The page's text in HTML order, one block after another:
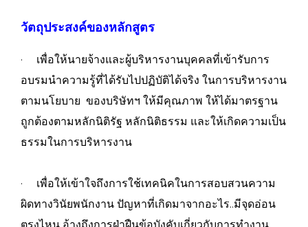
วัตถุประสงค์ของหลักสูตร
· เพื่อให้นายจ้างและผู้บริหารงานบุคคลที่เข้ารับการ
อบรมนำความรู้ที่ได้รับไปปฏิบัติได้จริง ในการบริหารงาน
ตามนโยบาย ของบริษัทฯ ให้มีคุณภาพ ให้ได้มาตรฐาน
ถูกต้องตามหลักนิติรัฐ หลักนิติธรรม และให้เกิดความเป็น
ธรรมในการบริหารงาน
· เพื่อให้เข้าใจถึงการใช้เทคนิคในการสอบสวนความ
ผิดทางวินัยพนักงาน ปัญหาที่เกิดมาจากอะไร..มีจุดอ่อน
ตรงไหน อ้างถึงการฝ่าฝืนข้อบังคับเกี่ยวกับการทำงาน